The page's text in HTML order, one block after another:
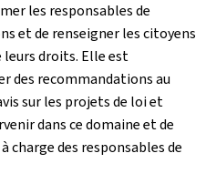
les responsables de
et de renseigner les citoyens
leurs droits. Elle est
des recommandations au
sur les projets de loi et
dans ce domaine et de
charge des responsables de